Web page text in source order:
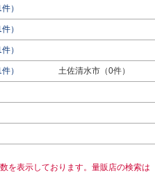
）
）
）
） 土佐清水市（0件）
を表示しております。量販店の検索は